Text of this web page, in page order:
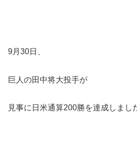
9月30日、
巨人の田中将大投手が
見事に日米通算200勝を達成しまし